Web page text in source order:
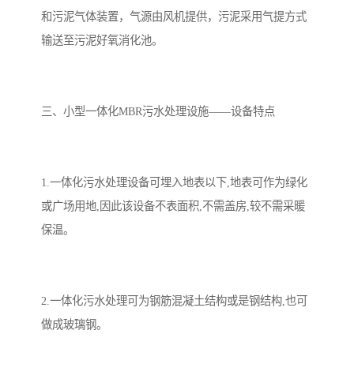
和污泥气体装置，气源由风机提供，污泥采用气提方式
输送至污泥好氧消化池。
三、小型一体化MBR污水处理设施——设备特点
1.一体化污水处理设备可埋入地表以下,地表可作为绿化
或广场用地,因此该设备不表面积,不需盖房,较不需采暖
保温。
2.一体化污水处理可为钢筋混凝土结构或是钢结构,也可
做成玻璃钢。